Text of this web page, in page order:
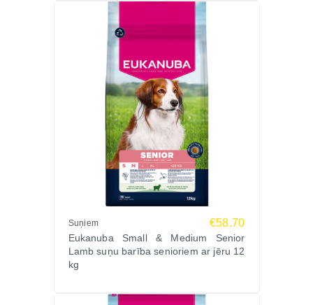
40kg – 330-365g
70kg – 475-530g
Vienmēr nodrošiniet sunim svaigu dzeramo ūdeni.
Eukanuba – premium klases suņu barības ražotājs
ar vairāk nekā 50 gadu pieredzi. Zinātniski
izstrādāta barība dažādu šķirņu suņu vajadzībām.
Ražots Nīderlandē.
Pasūtiet EUKANUBA DOG LARGE CHICKEN 18kg
sabalansētu uzturu ar ātru piegādi visā Latvijā!
Suņiem €58.70
Eukanuba Small & Medium Senior
Lamb suņu barība senioriem ar jēru 12
kg